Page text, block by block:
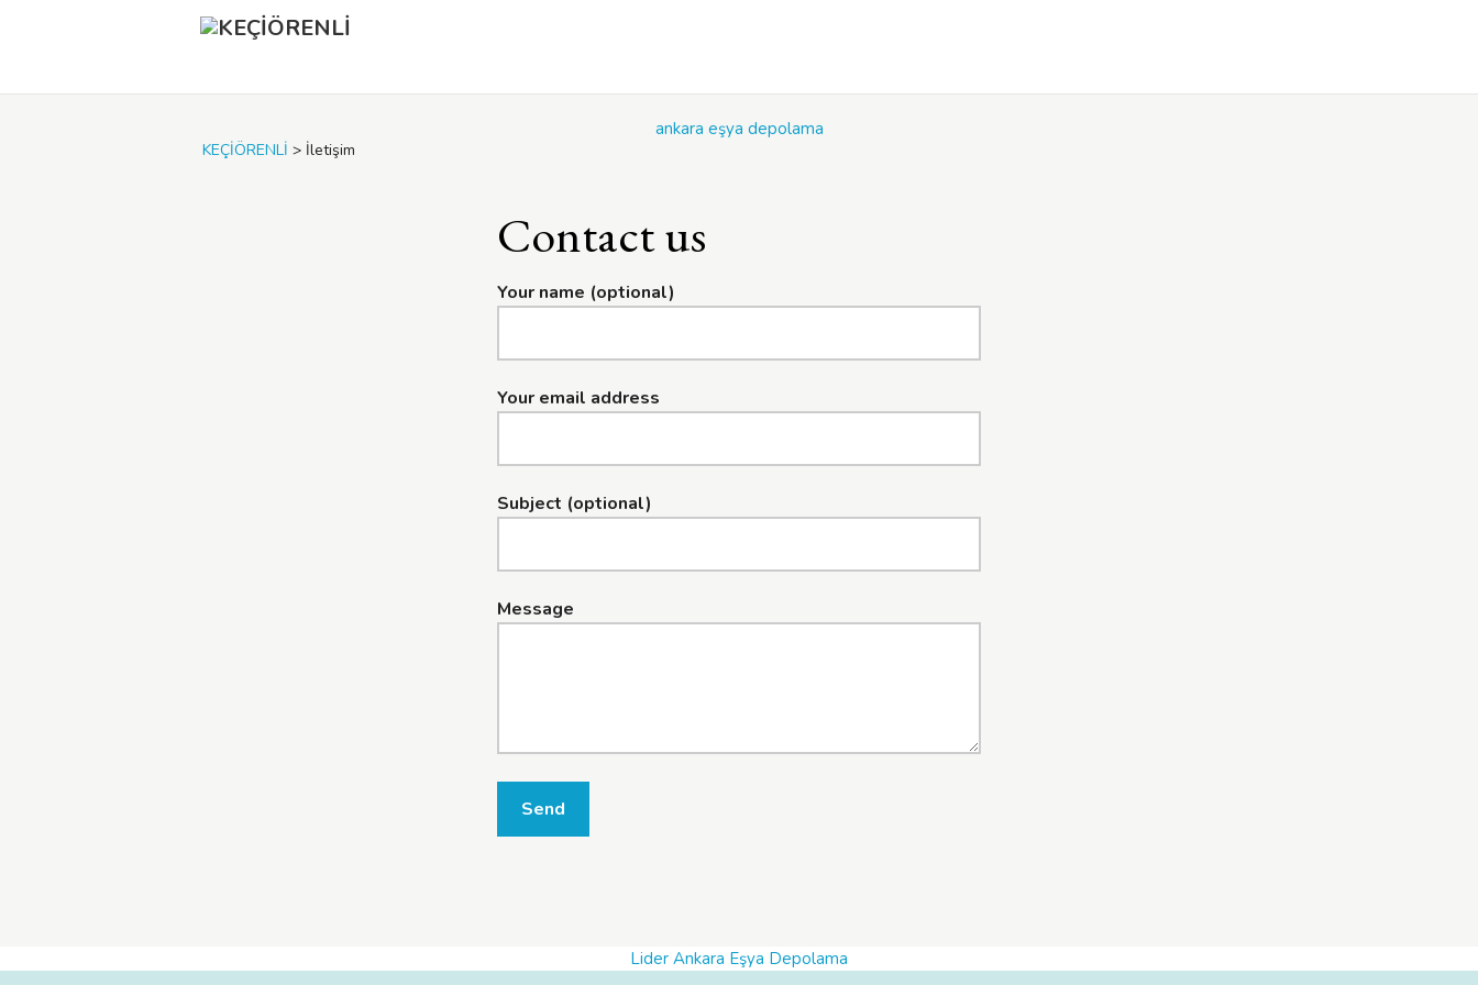
ankara eşya depolama
KEÇİÖRENLİ > İletişim
Contact us
Your name (optional)
Your email address
Subject (optional)
Message
Send
Lider Ankara Eşya Depolama